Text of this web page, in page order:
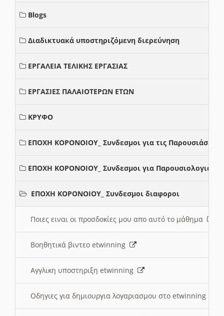
Blogs
Διαδικτυακά υποστηριζόμενη διερεύνηση
ΕΡΓΑΛΕΙΑ ΤΕΛΙΚΗΣ ΕΡΓΑΣΙΑΣ
ΕΡΓΑΣΙΕΣ ΠΑΛΑΙΟΤΕΡΩΝ ΕΤΩΝ
ΚΡΥΦΟ
ΕΠΟΧΗ ΚΟΡΟΝΟΙΟΥ_ Συνδεσμοι για τις Παρουσιάσεις
ΕΠΟΧΗ ΚΟΡΟΝΟΙΟΥ_ Συνδεσμοι για Παρουσιολογια
ΕΠΟΧΗ ΚΟΡΟΝΟΙΟΥ_ Συνδεσμοι διαφοροι
Ποιες ειναι οι προσδοκίες μου απο αυτό το μάθημα
Βοηθητικά βιντεο etwinning
Αγγλικη υποστηριξη etwinning
Οδηγιες για δημιουργια λογαριασμου στο etwinning